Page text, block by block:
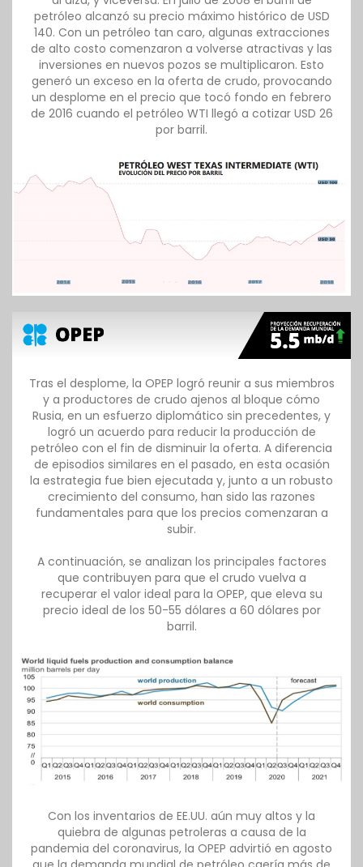
petróleo alcanzó su precio máximo histórico de USD
140. Con un petróleo tan caro, algunas extracciones
de alto costo comenzaron a volverse atractivas y las
inversiones en nuevos pozos se multiplicaron. Esto
generó un exceso en la oferta de crudo, provocando
un desplome en el precio que tocó fondo en febrero
de 2016 cuando el petróleo WTI llegó a cotizar USD 26
por barril.
Tras el desplome, la OPEP logró reunir a sus miembros
y a productores de crudo ajenos al bloque cómo
Rusia, en un esfuerzo diplomático sin precedentes, y
logró un acuerdo para reducir la producción de
petróleo con el fin de disminuir la oferta. A diferencia
de episodios similares en el pasado, en esta ocasión
la estrategia fue bien ejecutada y, junto a un robusto
crecimiento del consumo, han sido las razones
fundamentales para que los precios comenzaran a
subir.
A continuación, se analizan los principales factores
que contribuyen para que el crudo vuelva a
recuperar el valor ideal para la OPEP, que eleva su
precio ideal de los 50-55 dólares a 60 dólares por
barril.
Con los inventarios de EE.UU. aún muy altos y la
quiebra de algunas petroleras a causa de la
pandemia del coronavirus, la OPEP advirtió en agosto